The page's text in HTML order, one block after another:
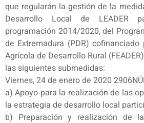
que regularán la gestión de la
Desarrollo Local de LEADER
programación 2014/2020, del
de Extremadura (PDR)
Agrícola de Desarrollo Rural
las siguientes submedidas:
Viernes, 24 de enero de 2020
a) Apoyo para la realización de las
la estrategia de desarrollo local
b) Preparación y realización de